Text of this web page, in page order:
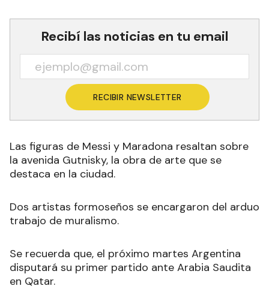
Recibí las noticias en tu email
RECIBIR NEWSLETTER
Las figuras de Messi y Maradona resaltan sobre
la avenida Gutnisky, la obra de arte que se
destaca en la ciudad.
Dos artistas formoseños se encargaron del arduo
trabajo de muralismo.
Se recuerda que, el próximo martes Argentina
disputará su primer partido ante Arabia Saudita
en Qatar.